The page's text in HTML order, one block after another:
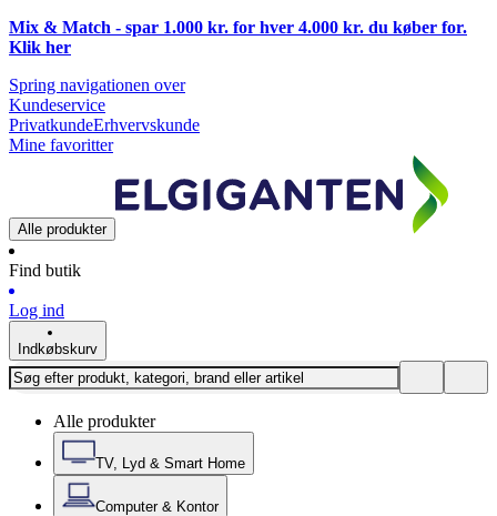
Mix & Match - spar 1.000 kr. for hver 4.000 kr. du køber for.
Klik her
Spring navigationen over
Kundeservice
PrivatkundeErhvervskunde
Mine favoritter
Alle produkter
Find butik
Log ind
Indkøbskurv
Alle produkter
TV, Lyd & Smart Home
Computer & Kontor